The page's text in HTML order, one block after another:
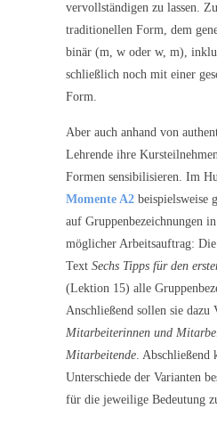
vervollständigen zu lassen.
traditionellen Form, dem
binär (m, w oder w, m),
schließlich noch mit einer
Form.
Aber auch anhand von
Lehrende ihre
Formen sensibilisieren. Im
Momente A2 beispielsweise
auf Gruppenbezeichnungen
möglicher Arbeitsauftrag:
Text Sechs Tipps für den
(Lektion 15) alle
Anschließend sollen sie dazu
Mitarbeiterinnen und
Mitarbeitende. Abschließend
Unterschiede der Varianten
für die jeweilige Bedeutung